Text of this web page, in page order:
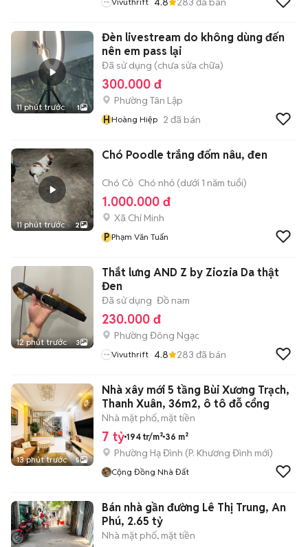
11 phút trước 1
Đèn livestream do không dùng đến
nên em pass lại
Đã sử dụng (chưa sửa chữa)
300.000 đ
Phường Tân Lập
HHoàng Hiệp 2 đã bán
11 phút trước 2
Chó Poodle trắng đốm nâu, đen
Chó Cỏ Chó nhỏ (dưới 1 năm tuổi)
1.000.000 đ
Xã Chí Minh
P Phạm Văn Tuấn
12 phút trước 3
Thắt lưng AND Z by Ziozia Da thật
Đen
Đã sử dụng Đồ nam
230.000 đ
Phường Đông Ngạc
Vivuthrift 4.8 283 đã bán
13 phút trước 5
Nhà xây mới 5 tầng Bùi Xương Trạch,
Thanh Xuân, 36m2, ô tô đỗ cổng
Nhà mặt phố, mặt tiền
7 tỷ 194 tr/m² 36 m²
Phường Hạ Đình (P. Khương Đình mới)
Cộng Đồng Nhà Đất
Bán nhà gần đường Lê Thị Trung, An
Phú, 2.65 tỷ
Nhà mặt phố, mặt tiền